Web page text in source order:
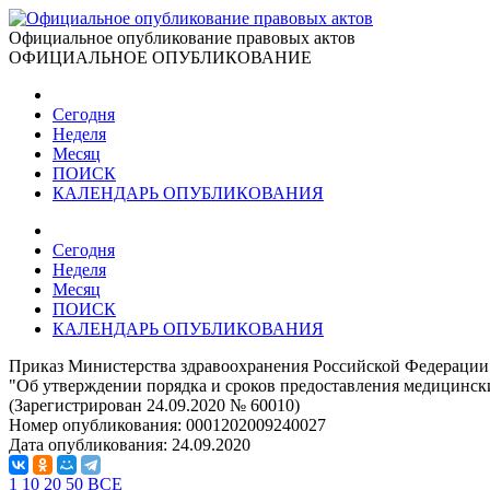
Официальное опубликование правовых актов
ОФИЦИАЛЬНОЕ ОПУБЛИКОВАНИЕ
Сегодня
Неделя
Месяц
ПОИСК
КАЛЕНДАРЬ ОПУБЛИКОВАНИЯ
Сегодня
Неделя
Месяц
ПОИСК
КАЛЕНДАРЬ ОПУБЛИКОВАНИЯ
Приказ Министерства здравоохранения Российской
"Об утверждении порядка и сроков предоставления
(Зарегистрирован 24.09.2020 № 60010)
Номер опубликования: 0001202009240027
Дата опубликования: 24.09.2020
1 10 20 50 ВСЕ